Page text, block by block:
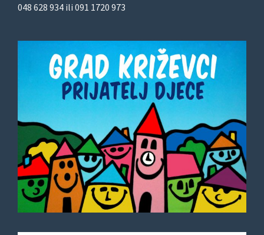
048 628 934 ili 091 1720 973